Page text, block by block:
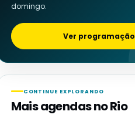
domingo.
Ver programação
CONTINUE EXPLORANDO
Mais agendas no Rio